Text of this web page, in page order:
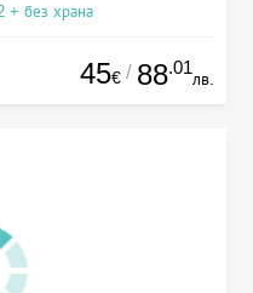
+ без храна
45€ / 88.01
лв.